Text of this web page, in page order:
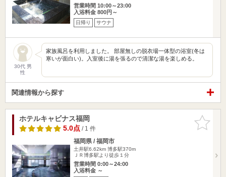
営業時間 10:00～23:00
入浴料金 800円～
日帰り サウナ
30代 男
性
家族風呂を利用しました。 部屋無しの脱衣場一体型の浴室(冬は
寒いが面白い)。入室後に湯を張るので清潔な湯を楽しめる。
関連情報から探す
お気に入
りに追加
ホテルキャビナス福岡
5.0点/ 1 件
福岡県 / 福岡市
土井駅6.62km 博多駅370m
ＪＲ博多駅より徒歩１分
営業時間 0:00～24:00
入浴料金 ～